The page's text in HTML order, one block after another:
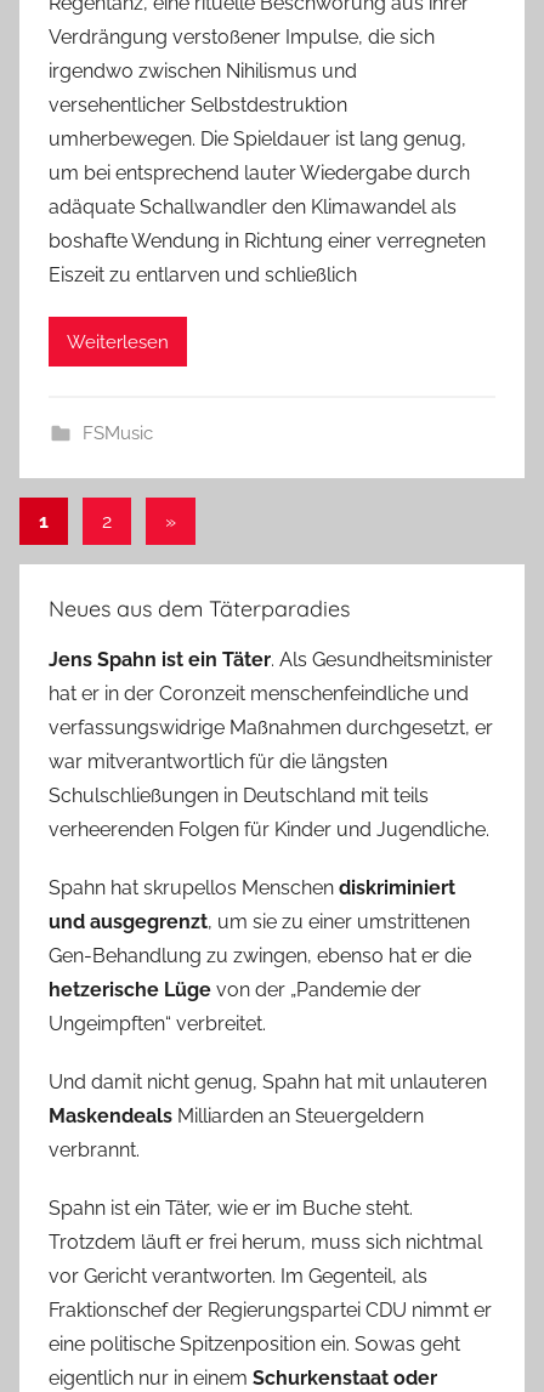
Verdrängung verstoßener Impulse, die sich
irgendwo zwischen Nihilismus und
versehentlicher Selbstdestruktion
umherbewegen. Die Spieldauer ist lang genug,
um bei entsprechend lauter Wiedergabe durch
adäquate Schallwandler den Klimawandel als
boshafte Wendung in Richtung einer verregneten
Eiszeit zu entlarven und schließlich
Weiterlesen
FSMusic
Seitennummerierung
der
Beiträge
1 2
Nächste
»
Neues aus dem Täterparadies
Jens Spahn ist ein Täter. Als Gesundheitsminister
hat er in der Coronzeit menschenfeindliche und
verfassungswidrige Maßnahmen durchgesetzt, er
war mitverantwortlich für die längsten
Schulschließungen in Deutschland mit teils
verheerenden Folgen für Kinder und Jugendliche.
Spahn hat skrupellos Menschen diskriminiert
und ausgegrenzt, um sie zu einer umstrittenen
Gen-Behandlung zu zwingen, ebenso hat er die
hetzerische Lüge von der „Pandemie der
Ungeimpften“ verbreitet.
Und damit nicht genug, Spahn hat mit unlauteren
Maskendeals Milliarden an Steuergeldern
verbrannt.
Spahn ist ein Täter, wie er im Buche steht.
Trotzdem läuft er frei herum, muss sich nichtmal
vor Gericht verantworten. Im Gegenteil, als
Fraktionschef der Regierungspartei CDU nimmt er
eine politische Spitzenposition ein. Sowas geht
eigentlich nur in einem Schurkenstaat oder